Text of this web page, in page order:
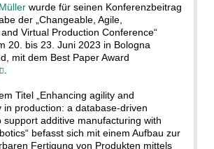
wurde für seinen Konferenzbeitrag
der „Changeable, Agile,
Virtual Production Conference“
20. bis 23. Juni 2023 in Bologna
mit dem Best Paper Award
Titel „Enhancing agility and
in production: a database-driven
support additive manufacturing with
befasst sich mit einem Aufbau zur
Fertigung von Produkten mittels